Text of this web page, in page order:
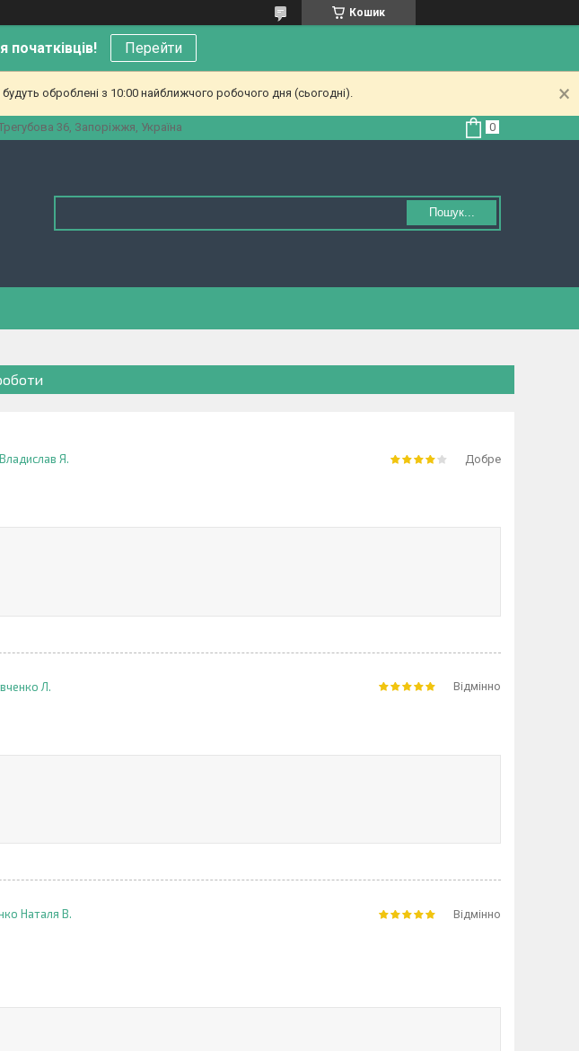
Кошик
Перейти
оброблені з 10:00 найближчого робочого дня (сьогодні).
36, Запоріжжя, Україна
Пошук...
Владислав Я. Добре
Л. Відмінно
Наталя В. Відмінно